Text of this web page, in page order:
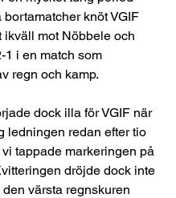
bortamatcher knöt VGIF
ikväll mot Nöbbele och
1 i en match som
regn och kamp.
dock illa för VGIF när
ledningen redan efter tio
tappade markeringen på
dröjde dock inte
värsta regnskuren